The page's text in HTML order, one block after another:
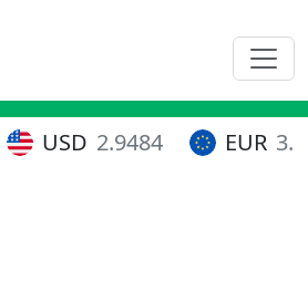
USD 2.9484 EUR